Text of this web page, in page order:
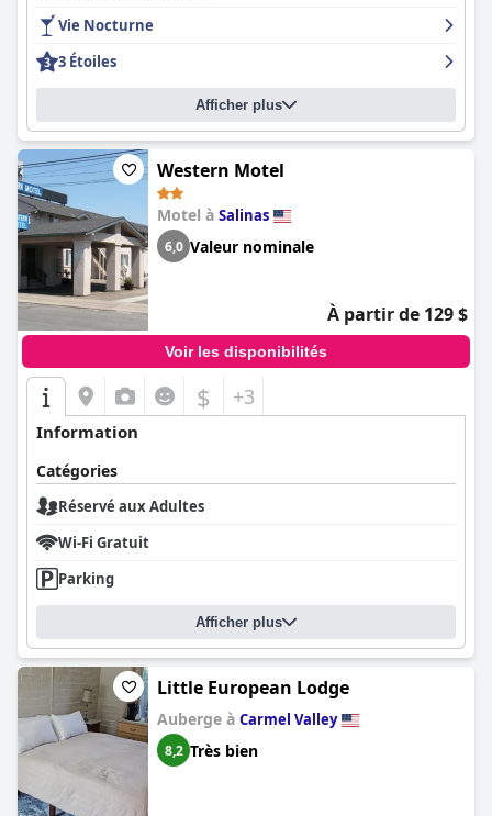
Vie Nocturne
3 Étoiles
Afficher plus
Western Motel
Motel à Salinas
6,0 Valeur nominale
À partir de 129 $
Voir les disponibilités
$ +3
Information
Catégories
Réservé aux Adultes
Wi-Fi Gratuit
Parking
Afficher plus
Little European Lodge
Auberge à Carmel Valley
8,2 Très bien